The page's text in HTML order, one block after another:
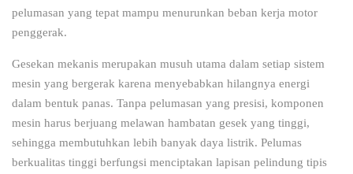
pelumasan yang tepat mampu menurunkan beban kerja motor
penggerak.
Gesekan mekanis merupakan musuh utama dalam setiap sistem
mesin yang bergerak karena menyebabkan hilangnya energi
dalam bentuk panas. Tanpa pelumasan yang presisi, komponen
mesin harus berjuang melawan hambatan gesek yang tinggi,
sehingga membutuhkan lebih banyak daya listrik. Pelumas
berkualitas tinggi berfungsi menciptakan lapisan pelindung tipis